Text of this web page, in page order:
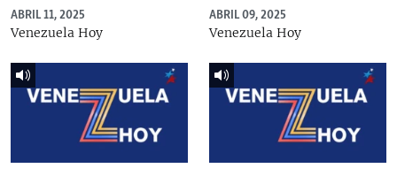
ABRIL 11, 2025
Venezuela Hoy
ABRIL 09, 2025
Venezuela Hoy